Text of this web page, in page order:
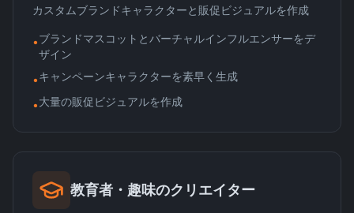
カスタムブランドキャラクターと販促ビジュアルを作成
•ブランドマスコットとバーチャルインフルエンサーをデ
ザイン
•キャンペーンキャラクターを素早く生成
•大量の販促ビジュアルを作成
教育者・趣味のクリエイター